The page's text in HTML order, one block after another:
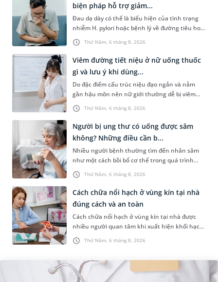
Thứ Năm, 6 tháng 8, 2026
biện pháp hỗ trợ giảm...
Đau dạ dày có thể là biểu hiện của tình trạng
nhiễm H. pylori hoặc bệnh lý về đường tiêu hoá
khác. Dựa theo nguyên nhân cụ thể, bác sĩ sẽ
cân nhắc chỉ định p...
Thứ Năm, 6 tháng 8, 2026
Viêm đường tiết niệu ở nữ uống thuốc
gì và lưu ý khi dùng...
Do đặc điểm cấu trúc niệu đạo ngắn và nằm
gần hậu môn nên nữ giới thường dễ bị viêm
đường tiết niệu hơn nam giới. Tùy theo nguyên
nhân, mức độ nhiễm trùng và...
Thứ Năm, 6 tháng 8, 2026
Người bị ung thư có uống được sâm
không? Những điều cần b...
Nhiều người bệnh thường tìm đến nhân sâm
như một cách bồi bổ cơ thể trong quá trình
điều trị ung thư. Tuy nhiên, câu hỏi người bị
ung thư có uống được sâm kh...
Thứ Năm, 6 tháng 8, 2026
Cách chữa nổi hạch ở vùng kín tại nhà
đúng cách và an toàn
Cách chữa nổi hạch ở vùng kín tại nhà được
nhiều người quan tâm khi xuất hiện khối hạch
nhỏ ở vùng bẹn hoặc cơ quan sinh dục. Nếu
hạch mới xuất hiện, kích th...